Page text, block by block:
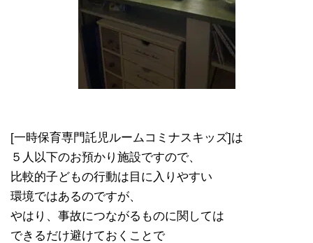
[一時保育専門託児ルームコミナスキッズ]は
５人以下のお預かり施設ですので、
比較的子どもの行動は目に入りやすい
環境ではあるのですが、
やはり、事故につながるものに関しては
できるだけ避けておくことで